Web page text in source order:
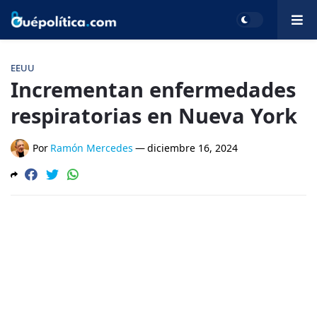
EEUU
Incrementan enfermedades
respiratorias en Nueva York
Por Ramón Mercedes —diciembre 16, 2024